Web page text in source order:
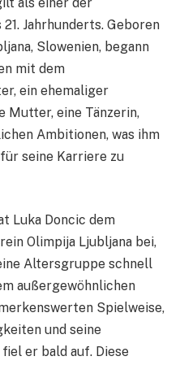
Jahrhunderts. Geboren
Slowenien, begann
mit dem
ein ehemaliger
Mutter, eine Tänzerin,
Ambitionen, was ihm
seine Karriere zu
Luka Doncic dem
Olimpija Ljubljana bei,
Altersgruppe schnell
außergewöhnlichen
Spielweise,
und seine
er bald auf. Diese